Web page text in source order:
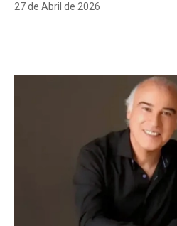
27 de Abril de 2026